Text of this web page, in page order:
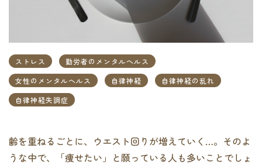
ストレス
勤労者のメンタルヘルス
女性のメンタルヘルス
自律神経
自律神経の乱れ
自律神経失調症
齢を重ねるごとに、ウエスト回りが増えていく…。そのよ
うな中で、「痩せたい」と願っている人も多いことでしょ